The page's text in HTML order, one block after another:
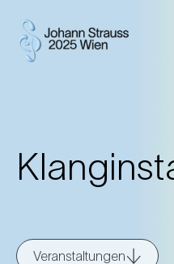
Veranstaltungen